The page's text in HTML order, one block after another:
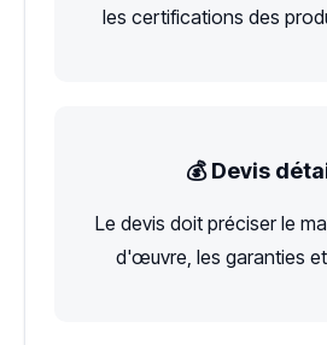
les certifications des
💰 Devis
Le devis doit préciser le
d'œuvre, les garanties